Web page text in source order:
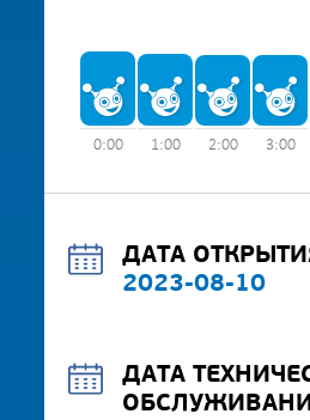
0:00 1:00 2:00 3:00
ДАТА
2023-08-10
ДАТА